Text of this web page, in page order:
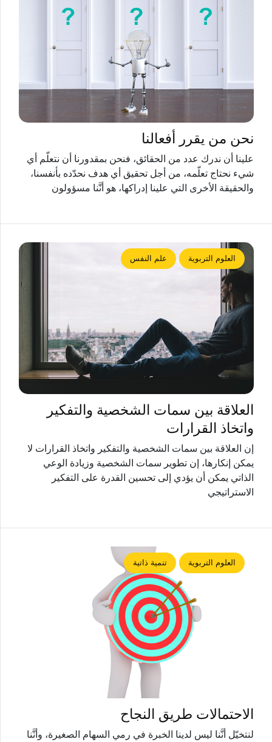
نحن من يقرر أفعالنا
علينا أن ندرك عدد من الحقائق، فنحن بمقدورنا أن نتعلّم أي
شيء نحتاج تعلّمه، من أجل تحقيق أي هدف نحدّده بأنفسنا،
والحقيقة الأخرى التي علينا إدراكها، هو أنَّنا مسؤولون
العلوم التربوية علم النفس
العلاقة بين سمات الشخصية والتفكير
واتخاذ القرارات
إن العلاقة بين سمات الشخصية والتفكير واتخاذ القرارات لا
يمكن إنكارها، إن تطوير سمات الشخصية وزيادة الوعي
الذاتي يمكن أن يؤدي إلى تحسين القدرة على التفكير
الاستراتيجي
العلوم التربوية تنمية ذاتية
الاحتمالات طريق النجاح
لنتخيّل أنَّنا ليس لدينا الخبرة في رمي السهام الصغيرة، وأنَّنا